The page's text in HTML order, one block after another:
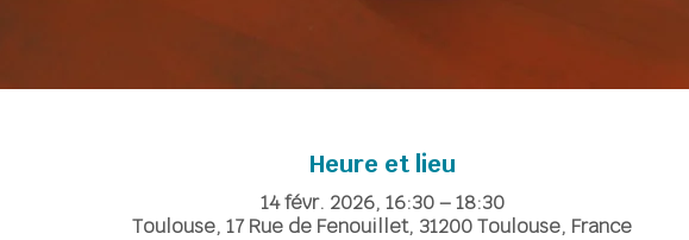
Heure et lieu
14 févr. 2026, 16:30 – 18:30
Toulouse, 17 Rue de Fenouillet, 31200 Toulouse, France